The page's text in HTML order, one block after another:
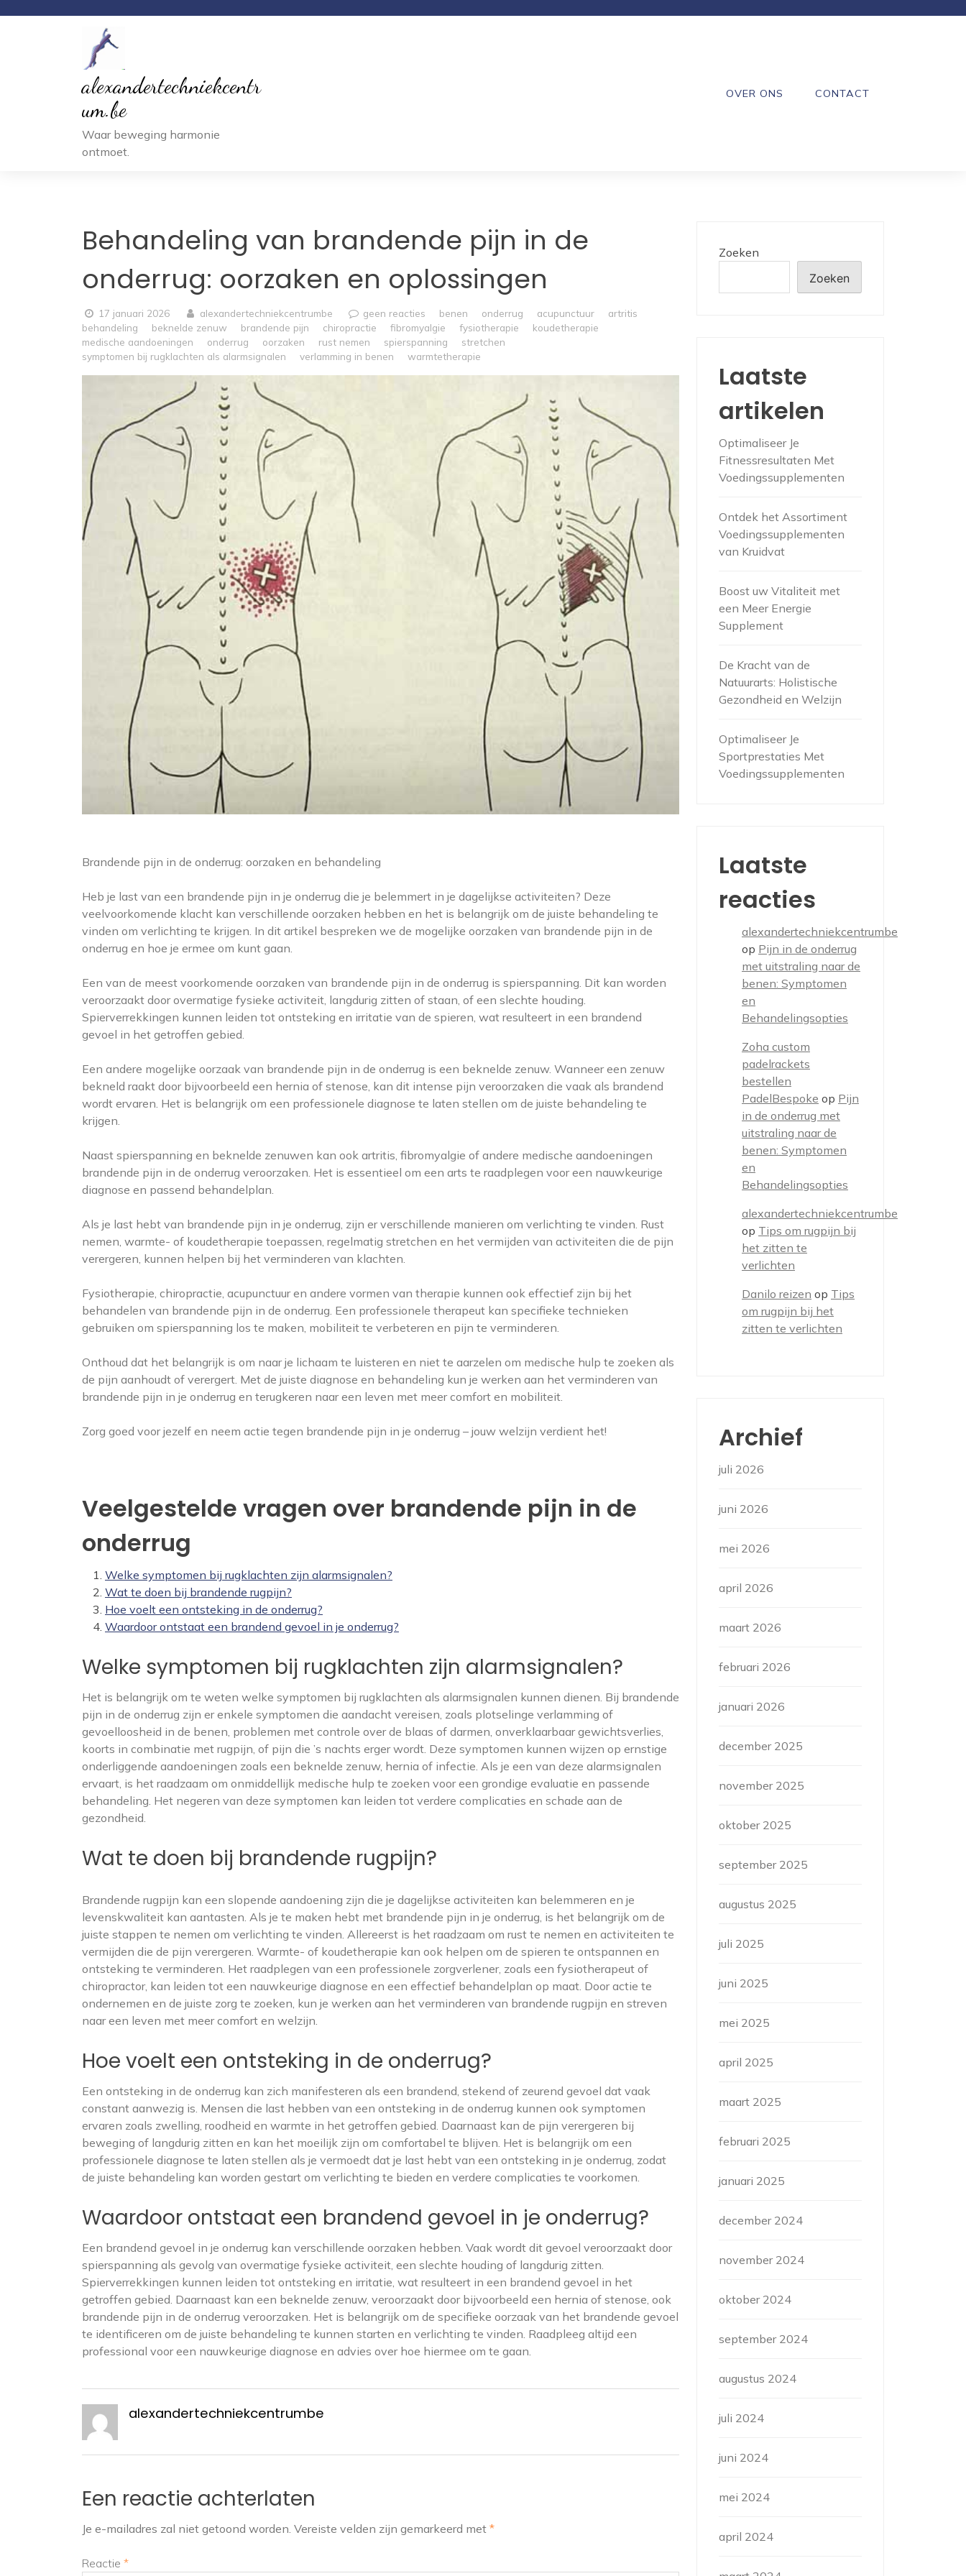
alexandertechniekcentr
um.be
Waar beweging harmonie
ontmoet.
OVER ONS CONTACT
Behandeling van brandende pijn in de
onderrug: oorzaken en oplossingen
17 januari 2026 alexandertechniekcentrumbe geen reacties benen onderrug acupunctuur
artritis
behandeling
beknelde zenuw brandende pijn chiropractie fibromyalgie fysiotherapie
koudetherapie
medische aandoeningen
onderrug oorzaken rust nemen spierspanning
stretchen
symptomen bij rugklachten als alarmsignalen
verlamming in benen warmtetherapie
Brandende pijn in de onderrug: oorzaken en behandeling
Heb je last van een brandende pijn in je onderrug die je belemmert in je dagelijkse activiteiten? Deze
veelvoorkomende klacht kan verschillende oorzaken hebben en het is belangrijk om de juiste behandeling te
vinden om verlichting te krijgen. In dit artikel bespreken we de mogelijke oorzaken van brandende pijn in de
onderrug en hoe je ermee om kunt gaan.
Een van de meest voorkomende oorzaken van brandende pijn in de onderrug is spierspanning. Dit kan worden
veroorzaakt door overmatige fysieke activiteit, langdurig zitten of staan, of een slechte houding.
Spierverrekkingen kunnen leiden tot ontsteking en irritatie van de spieren, wat resulteert in een brandend
gevoel in het getroffen gebied.
Een andere mogelijke oorzaak van brandende pijn in de onderrug is een beknelde zenuw. Wanneer een zenuw
bekneld raakt door bijvoorbeeld een hernia of stenose, kan dit intense pijn veroorzaken die vaak als brandend
wordt ervaren. Het is belangrijk om een professionele diagnose te laten stellen om de juiste behandeling te
krijgen.
Naast spierspanning en beknelde zenuwen kan ook artritis, fibromyalgie of andere medische aandoeningen
brandende pijn in de onderrug veroorzaken. Het is essentieel om een arts te raadplegen voor een nauwkeurige
diagnose en passend behandelplan.
Als je last hebt van brandende pijn in je onderrug, zijn er verschillende manieren om verlichting te vinden. Rust
nemen, warmte- of koudetherapie toepassen, regelmatig stretchen en het vermijden van activiteiten die de pijn
verergeren, kunnen helpen bij het verminderen van klachten.
Fysiotherapie, chiropractie, acupunctuur en andere vormen van therapie kunnen ook effectief zijn bij het
behandelen van brandende pijn in de onderrug. Een professionele therapeut kan specifieke technieken
gebruiken om spierspanning los te maken, mobiliteit te verbeteren en pijn te verminderen.
Onthoud dat het belangrijk is om naar je lichaam te luisteren en niet te aarzelen om medische hulp te zoeken als
de pijn aanhoudt of verergert. Met de juiste diagnose en behandeling kun je werken aan het verminderen van
brandende pijn in je onderrug en terugkeren naar een leven met meer comfort en mobiliteit.
Zorg goed voor jezelf en neem actie tegen brandende pijn in je onderrug – jouw welzijn verdient het!
Veelgestelde vragen over brandende pijn in de
onderrug
Welke symptomen bij rugklachten zijn alarmsignalen?
Wat te doen bij brandende rugpijn?
Hoe voelt een ontsteking in de onderrug?
Waardoor ontstaat een brandend gevoel in je onderrug?
Welke symptomen bij rugklachten zijn alarmsignalen?
Het is belangrijk om te weten welke symptomen bij rugklachten als alarmsignalen kunnen dienen. Bij brandende
pijn in de onderrug zijn er enkele symptomen die aandacht vereisen, zoals plotselinge verlamming of
gevoelloosheid in de benen, problemen met controle over de blaas of darmen, onverklaarbaar gewichtsverlies,
koorts in combinatie met rugpijn, of pijn die ’s nachts erger wordt. Deze symptomen kunnen wijzen op ernstige
onderliggende aandoeningen zoals een beknelde zenuw, hernia of infectie. Als je een van deze alarmsignalen
ervaart, is het raadzaam om onmiddellijk medische hulp te zoeken voor een grondige evaluatie en passende
behandeling. Het negeren van deze symptomen kan leiden tot verdere complicaties en schade aan de
gezondheid.
Wat te doen bij brandende rugpijn?
Brandende rugpijn kan een slopende aandoening zijn die je dagelijkse activiteiten kan belemmeren en je
levenskwaliteit kan aantasten. Als je te maken hebt met brandende pijn in je onderrug, is het belangrijk om de
juiste stappen te nemen om verlichting te vinden. Allereerst is het raadzaam om rust te nemen en activiteiten te
vermijden die de pijn verergeren. Warmte- of koudetherapie kan ook helpen om de spieren te ontspannen en
ontsteking te verminderen. Het raadplegen van een professionele zorgverlener, zoals een fysiotherapeut of
chiropractor, kan leiden tot een nauwkeurige diagnose en een effectief behandelplan op maat. Door actie te
ondernemen en de juiste zorg te zoeken, kun je werken aan het verminderen van brandende rugpijn en streven
naar een leven met meer comfort en welzijn.
Hoe voelt een ontsteking in de onderrug?
Een ontsteking in de onderrug kan zich manifesteren als een brandend, stekend of zeurend gevoel dat vaak
constant aanwezig is. Mensen die last hebben van een ontsteking in de onderrug kunnen ook symptomen
ervaren zoals zwelling, roodheid en warmte in het getroffen gebied. Daarnaast kan de pijn verergeren bij
beweging of langdurig zitten en kan het moeilijk zijn om comfortabel te blijven. Het is belangrijk om een
professionele diagnose te laten stellen als je vermoedt dat je last hebt van een ontsteking in je onderrug, zodat
de juiste behandeling kan worden gestart om verlichting te bieden en verdere complicaties te voorkomen.
Waardoor ontstaat een brandend gevoel in je onderrug?
Een brandend gevoel in je onderrug kan verschillende oorzaken hebben. Vaak wordt dit gevoel veroorzaakt door
spierspanning als gevolg van overmatige fysieke activiteit, een slechte houding of langdurig zitten.
Spierverrekkingen kunnen leiden tot ontsteking en irritatie, wat resulteert in een brandend gevoel in het
getroffen gebied. Daarnaast kan een beknelde zenuw, veroorzaakt door bijvoorbeeld een hernia of stenose, ook
brandende pijn in de onderrug veroorzaken. Het is belangrijk om de specifieke oorzaak van het brandende gevoel
te identificeren om de juiste behandeling te kunnen starten en verlichting te vinden. Raadpleeg altijd een
professional voor een nauwkeurige diagnose en advies over hoe hiermee om te gaan.
alexandertechniekcentrumbe
Een reactie achterlaten
Je e-mailadres zal niet getoond worden. Vereiste velden zijn gemarkeerd met *
Reactie *
Zoeken
Zoeken
Laatste
artikelen
Optimaliseer Je
Fitnessresultaten Met
Voedingssupplementen
Ontdek het Assortiment
Voedingssupplementen
van Kruidvat
Boost uw Vitaliteit met
een Meer Energie
Supplement
De Kracht van de
Natuurarts: Holistische
Gezondheid en Welzijn
Optimaliseer Je
Sportprestaties Met
Voedingssupplementen
Laatste
reacties
alexandertechniekcentrumbe
op Pijn in de onderrug
met uitstraling naar de
benen: Symptomen
en
Behandelingsopties
Zoha custom
padelrackets
bestellen
PadelBespoke op Pijn
in de onderrug met
uitstraling naar de
benen: Symptomen
en
Behandelingsopties
alexandertechniekcentrumbe
op Tips om rugpijn bij
het zitten te
verlichten
Danilo reizen op Tips
om rugpijn bij het
zitten te verlichten
Archief
juli 2026
juni 2026
mei 2026
april 2026
maart 2026
februari 2026
januari 2026
december 2025
november 2025
oktober 2025
september 2025
augustus 2025
juli 2025
juni 2025
mei 2025
april 2025
maart 2025
februari 2025
januari 2025
december 2024
november 2024
oktober 2024
september 2024
augustus 2024
juli 2024
juni 2024
mei 2024
april 2024